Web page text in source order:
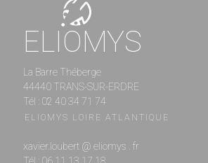
ELIOMYS
La Barre Théberge
44440 TRANS-SUR-ERDRE
Tél : 02 40 34 71 74
ELIOMYS LOIRE ATLANTIQUE
xavier.loubert @ eliomys . fr